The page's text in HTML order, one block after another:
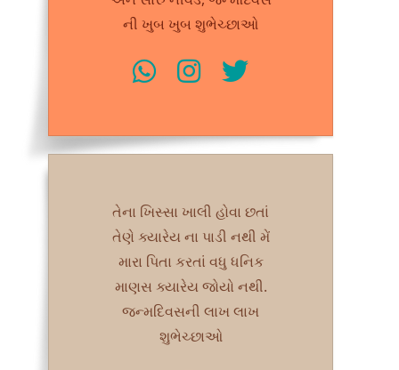
ની ખુબ ખુબ શુભેચ્છાઓ
તેના ખિસ્સા ખાલી હોવા છતાં
તેણે ક્યારેય ના પાડી નથી મેં
મારા પિતા કરતાં વધુ ધનિક
માણસ ક્યારેય જોયો નથી.
જન્મદિવસની લાખ લાખ
શુભેચ્છાઓ